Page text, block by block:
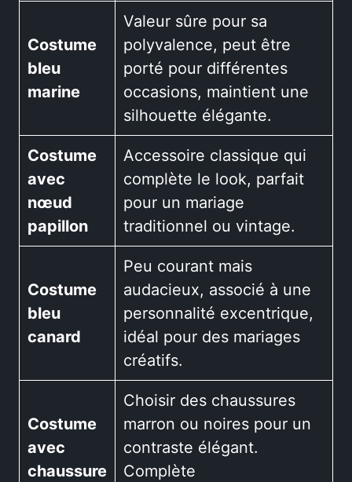
Costume
bleu
marine
Valeur sûre pour sa
polyvalence, peut être
porté pour différentes
occasions, maintient une
silhouette élégante.
Costume
avec
nœud
papillon
Accessoire classique qui
complète le look, parfait
pour un mariage
traditionnel ou vintage.
Costume
bleu
canard
Peu courant mais
audacieux, associé à une
personnalité excentrique,
idéal pour des mariages
créatifs.
Costume
avec
chaussure
Choisir des chaussures
marron ou noires pour un
contraste élégant.
Complète